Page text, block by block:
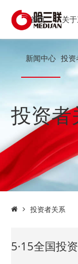
首页 关
新闻中心 投资
投资者
投资者关系
5·15全国投